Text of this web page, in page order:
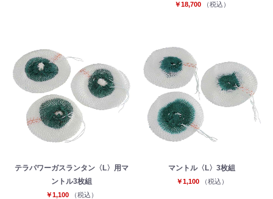
￥18,700 （税込）
テラパワーガスランタン〈L〉用マ
ントル3枚組
￥1,100 （税込）
マントル〈L〉3枚組
￥1,100 （税込）